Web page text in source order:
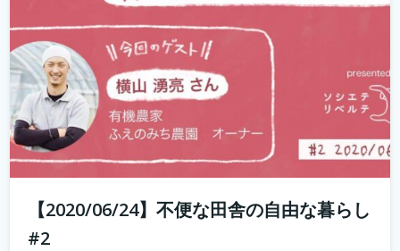
【2020/06/24】不便な田舎の自由な暮らし
#2
もしかして田舎のことを、遠いしコンビニないし仕事も無
いし、なんて思ってませんか？ 兵庫県丹波地域は「都会に
近い田舎」、住んでみるとあんがい不便を感じない。い
や、むしろ不便を楽しみ、自由に生きている人たちがい
る。 「不便な田舎の自由な暮らし」...続きを読む